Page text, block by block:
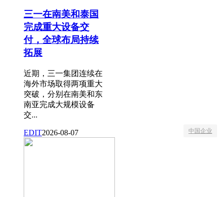
三一在南美和泰国
完成重大设备交
付，全球布局持续
拓展
近期，三一集团连续在
海外市场取得两项重大
突破，分别在南美和东
南亚完成大规模设备
交...
EDIT2026-08-07 中国企业